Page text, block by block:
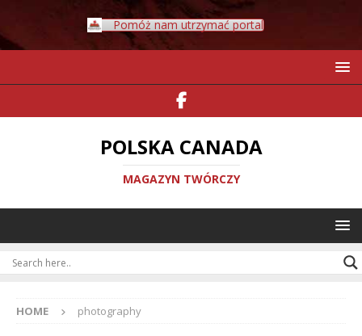
Pomóż nam utrzymać portal
POLSKA CANADA
MAGAZYN TWÓRCZY
HOME photography